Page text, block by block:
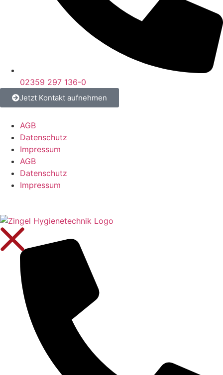
02359 297 136-0
Jetzt Kontakt aufnehmen
AGB
Datenschutz
Impressum
AGB
Datenschutz
Impressum